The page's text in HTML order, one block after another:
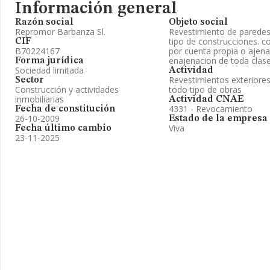
Información general
Razón social
Repromor Barbanza Sl.
CIF
B70224167
Forma jurídica
Sociedad limitada
Sector
Construcción y actividades
inmobiliarias
Fecha de constitución
26-10-2009
Fecha último cambio
23-11-2025
Objeto social
Revestimiento de
tipo de construcciones.
por cuenta propia o
enajenacion de toda
Actividad
Revestimientos
todo tipo de obras
Actividad CNAE
4331 - Revocamiento
Estado de la empresa
Viva